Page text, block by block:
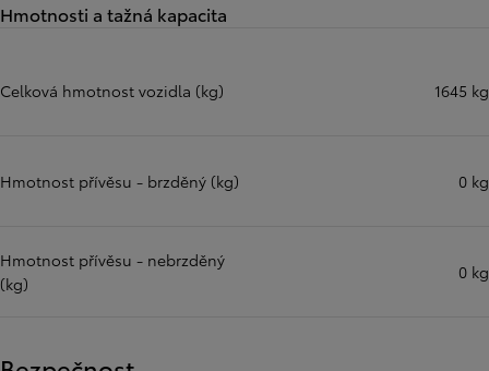
Hmotnosti a tažná kapacita
Celková hmotnost vozidla (kg) 1645 kg
Hmotnost přívěsu - brzděný (kg) 0 kg
Hmotnost přívěsu - nebrzděný
(kg)
0 kg